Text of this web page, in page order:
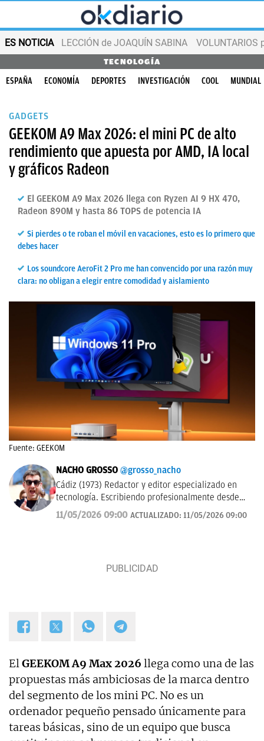
ES NOTICIA LECCIÓN de JOAQUÍN SABINA VOLUNTARIOS
TECNOLOGÍA
ESPAÑA ECONOMÍA DEPORTES INVESTIGACIÓN COOL MUNDIAL
GADGETS
GEEKOM A9 Max 2026: el mini PC de alto
rendimiento que apuesta por AMD, IA local
y gráficos Radeon
El GEEKOM A9 Max 2026 llega con Ryzen AI 9 HX 470,
Radeon 890M y hasta 86 TOPS de potencia IA
Si pierdes o te roban el móvil en vacaciones, esto es lo primero que
debes hacer
Los soundcore AeroFit 2 Pro me han convencido por una razón muy
clara: no obligan a elegir entre comodidad y aislamiento
Fuente: GEEKOM
NACHO GROSSO @grosso_nacho
Cádiz (1973) Redactor y editor especializado en
tecnología. Escribiendo profesionalmente desde
2017 para medios de difusión y blogs en español.
11/05/2026 09:00 ACTUALIZADO: 11/05/2026 09:00
ElGEEKOM A9 Max 2026 llega como una de las
propuestas más ambiciosas de la marca dentro
del segmento de los mini PC. No es un
ordenador pequeño pensado únicamente para
tareas básicas, sino de un equipo que busca